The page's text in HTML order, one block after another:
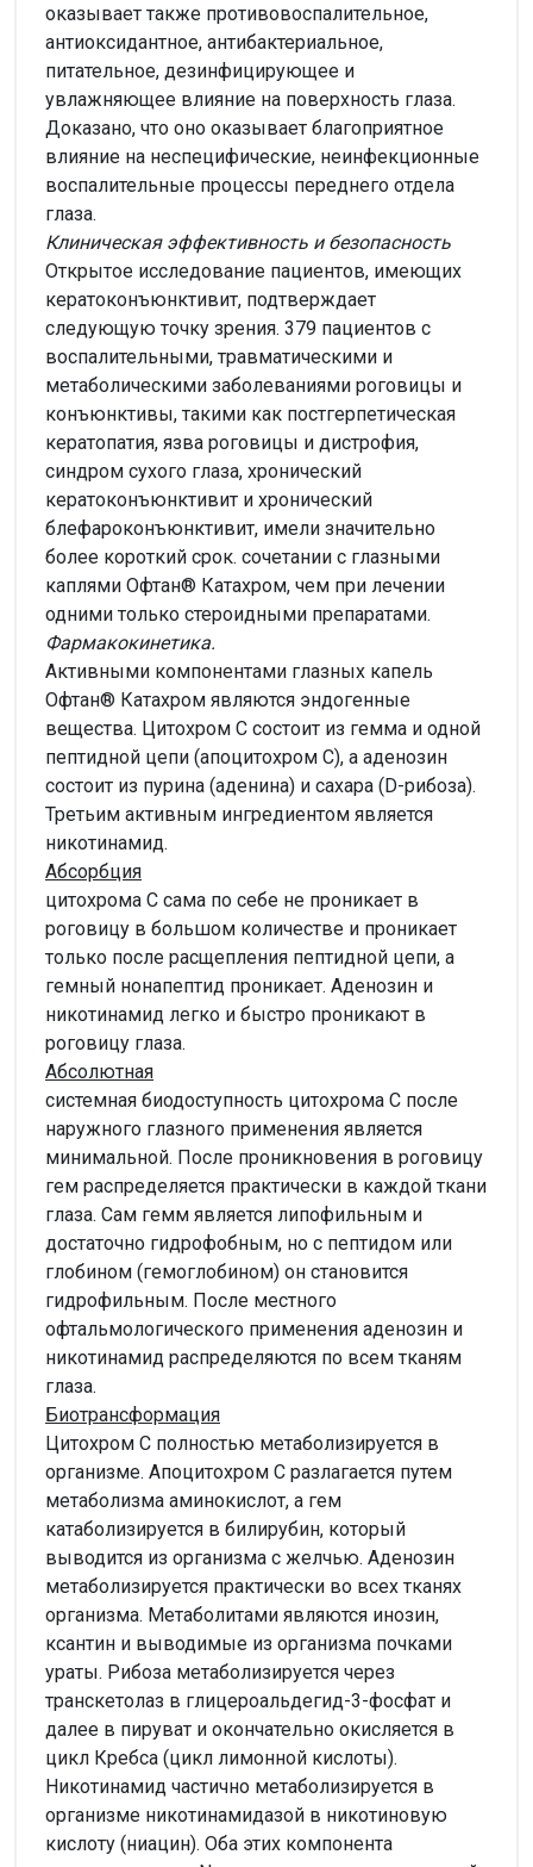
оказывает также противовоспалительное,
антиоксидантное, антибактериальное,
питательное, дезинфицирующее и
увлажняющее влияние на поверхность глаза.
Доказано, что оно оказывает благоприятное
влияние на неспецифические, неинфекционные
воспалительные процессы переднего отдела
глаза.
Клиническая эффективность и безопасность
Открытое исследование пациентов, имеющих
кератоконъюнктивит, подтверждает
следующую точку зрения. 379 пациентов с
воспалительными, травматическими и
метаболическими заболеваниями роговицы и
конъюнктивы, такими как постгерпетическая
кератопатия, язва роговицы и дистрофия,
синдром сухого глаза, хронический
кератоконъюнктивит и хронический
блефароконъюнктивит, имели значительно
более короткий срок. сочетании с глазными
каплями Офтан® Катахром, чем при лечении
одними только стероидными препаратами.
Фармакокинетика.
Активными компонентами глазных капель
Офтан® Катахром являются эндогенные
вещества. Цитохром C состоит из гемма и одной
пептидной цепи (апоцитохром C), а аденозин
состоит из пурина (аденина) и сахара (D-рибоза).
Третьим активным ингредиентом является
никотинамид.
Абсорбция
цитохрома C сама по себе не проникает в
роговицу в большом количестве и проникает
только после расщепления пептидной цепи, а
гемный нонапептид проникает. Аденозин и
никотинамид легко и быстро проникают в
роговицу глаза.
Абсолютная
системная биодоступность цитохрома C после
наружного глазного применения является
минимальной. После проникновения в роговицу
гем распределяется практически в каждой ткани
глаза. Сам гемм является липофильным и
достаточно гидрофобным, но с пептидом или
глобином (гемоглобином) он становится
гидрофильным. После местного
офтальмологического применения аденозин и
никотинамид распределяются по всем тканям
глаза.
Биотрансформация
Цитохром C полностью метаболизируется в
организме. Апоцитохром C разлагается путем
метаболизма аминокислот, а гем
катаболизируется в билирубин, который
выводится из организма с желчью. Аденозин
метаболизируется практически во всех тканях
организма. Метаболитами являются инозин,
ксантин и выводимые из организма почками
ураты. Рибоза метаболизируется через
транскетолаз в глицероальдегид-3-фосфат и
далее в пируват и окончательно окисляется в
цикл Кребса (цикл лимонной кислоты).
Никотинамид частично метаболизируется в
организме никотинамидазой в никотиновую
кислоту (ниацин). Оба этих компонента